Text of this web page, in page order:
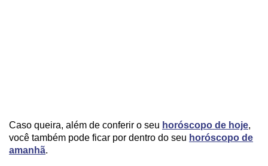
Caso queira, além de conferir o seu horóscopo de hoje,
você também pode ficar por dentro do seu horóscopo de
amanhã.